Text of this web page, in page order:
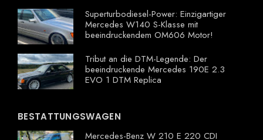
Superturbodiesel-Power: Einzigartiger
Mercedes W140 S-Klasse mit
beeindruckendem OM606 Motor!
Tribut an die DTM-Legende: Der
beeindruckende Mercedes 190E 2.3
EVO 1 DTM Replica
BESTATTUNGSWAGEN
Mercedes-Benz W 210 E 220 CDI